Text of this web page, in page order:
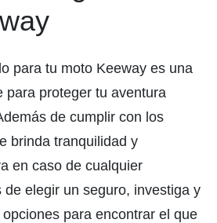
para tu moto Keeway es una
para proteger tu aventura
de cumplir con los
brinda tranquilidad y
en caso de cualquier
de elegir un seguro, investiga y
para encontrar el que